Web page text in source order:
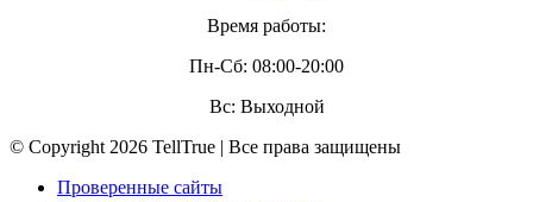
Время работы:
Пн-Сб: 08:00-20:00
Вс: Выходной
© Copyright 2026 TellTrue | Все права защищены
Проверенные сайты